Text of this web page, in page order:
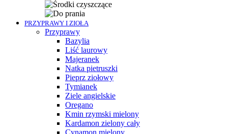
PRZYPRAWY I ZIOŁA
Przyprawy
Bazylia
Liść laurowy
Majeranek
Natka pietruszki
Pieprz ziołowy
Tymianek
Ziele angielskie
Oregano
Kmin rzymski mielony
Kardamon zielony cały
Cynamon mielony